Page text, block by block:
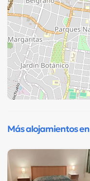
Más alojamientos